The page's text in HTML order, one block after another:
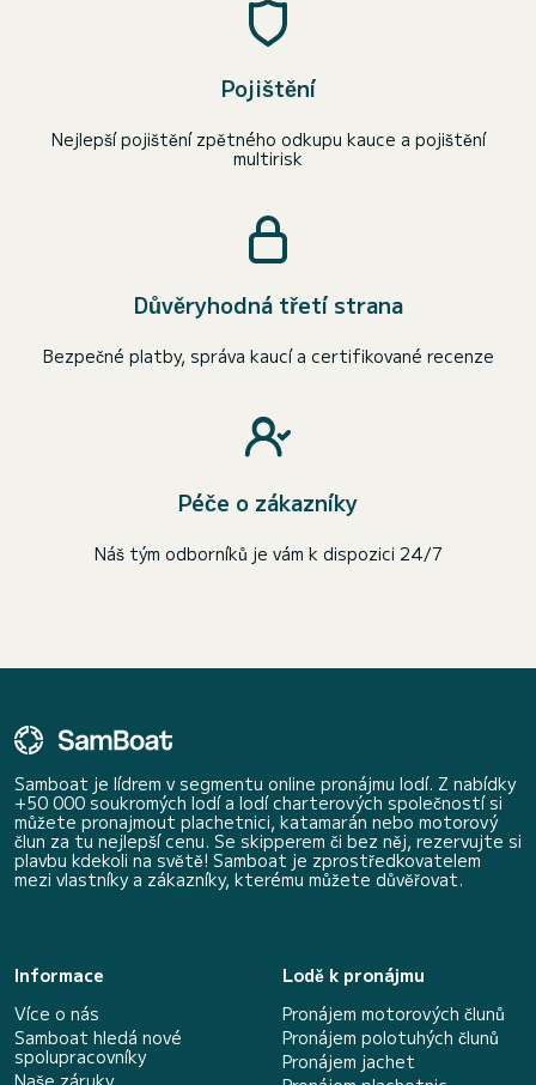
Pojištění
Nejlepší pojištění zpětného odkupu kauce a pojištění
multirisk
Důvěryhodná třetí strana
Bezpečné platby, správa kaucí a certifikované recenze
Péče o zákazníky
Náš tým odborníků je vám k dispozici 24/7
Samboat je lídrem v segmentu online pronájmu lodí. Z nabídky
+50 000 soukromých lodí a lodí charterových společností si
můžete pronajmout plachetnici, katamarán nebo motorový
člun za tu nejlepší cenu. Se skipperem či bez něj, rezervujte si
plavbu kdekoli na světě! Samboat je zprostředkovatelem
mezi vlastníky a zákazníky, kterému můžete důvěřovat.
Informace
Více o nás
Samboat hledá nové
spolupracovníky
Naše záruky
Lodě k pronájmu
Pronájem motorových člunů
Pronájem polotuhých člunů
Pronájem jachet